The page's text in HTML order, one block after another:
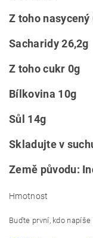
Z toho nasycený
Sacharidy 26,2g
Z toho cukr 0g
Bílkovina 10g
Sůl 14g
Skladujte v
Země původu:
Hmotnost
Buďte první, kdo